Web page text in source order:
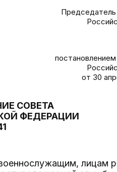
от 30
СОВЕТА
ФЕДЕРАЦИИ
лицам